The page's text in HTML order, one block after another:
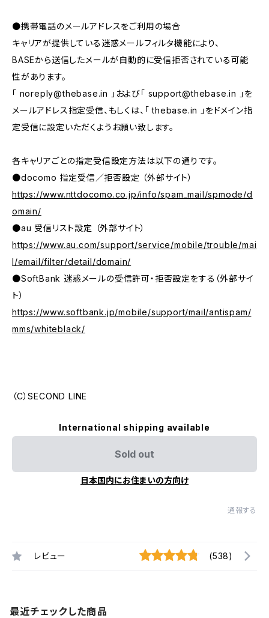
●携帯電話のメールアドレスをご利用の場合
キャリアが提供している迷惑メールフィルタ機能により、
BASEから送信したメールが自動的に受信拒否されている可能
性があります。
「 noreply@thebase.in 」および「 support@thebase.in
」を
メールアドレス指定受信、もしくは、「 thebase.in 」をドメイン指
定受信に設定いただくようお願い致します。
各キャリアごとの指定受信設定方法は以下の通りです。
●docomo 指定受信／拒否設定 （外部サイト）
https://www.nttdocomo.co.jp/info/spam_mail/spmode/d
omain/
●au 受信リスト設定 （外部サイト）
https://www.au.com/support/service/mobile/trouble/mai
l/email/filter/detail/domain/
●SoftBank 迷惑メールの受信許可・拒否設定をする（外部サイ
ト）
https://www.softbank.jp/mobile/support/mail/antispam/
mms/whiteblack/
（C）SECOND LINE
International shipping available
Sold out
日本国内にお住まいの方向け
通報する
レビュー (538)
最近チェックした商品